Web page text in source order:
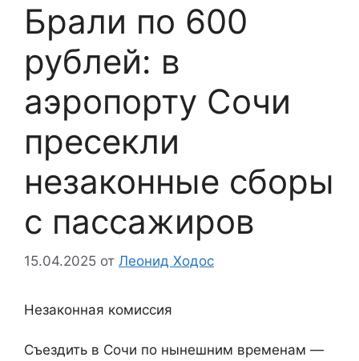
Брали по 600
рублей: в
аэропорту Сочи
пресекли
незаконные сборы
с пассажиров
15.04.2025 от Леонид Ходос
Незаконная комиссия
Съездить в Сочи по нынешним временам —